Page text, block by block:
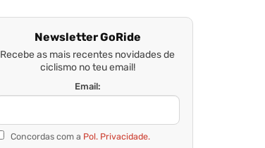
Newsletter GoRide
Recebe as mais recentes novidades de
ciclismo no teu email!
Email:
Concordas com a Pol. Privacidade.